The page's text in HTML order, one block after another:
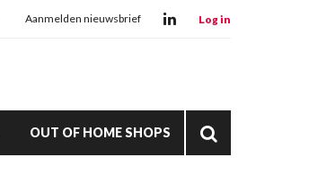
Aanmelden nieuwsbrief Log in
OUT OF HOME SHOPS